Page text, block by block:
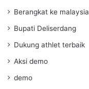
Berangkat ke malaysia
Bupati Deliserdang
Dukung athlet terbaik
Aksi demo
demo